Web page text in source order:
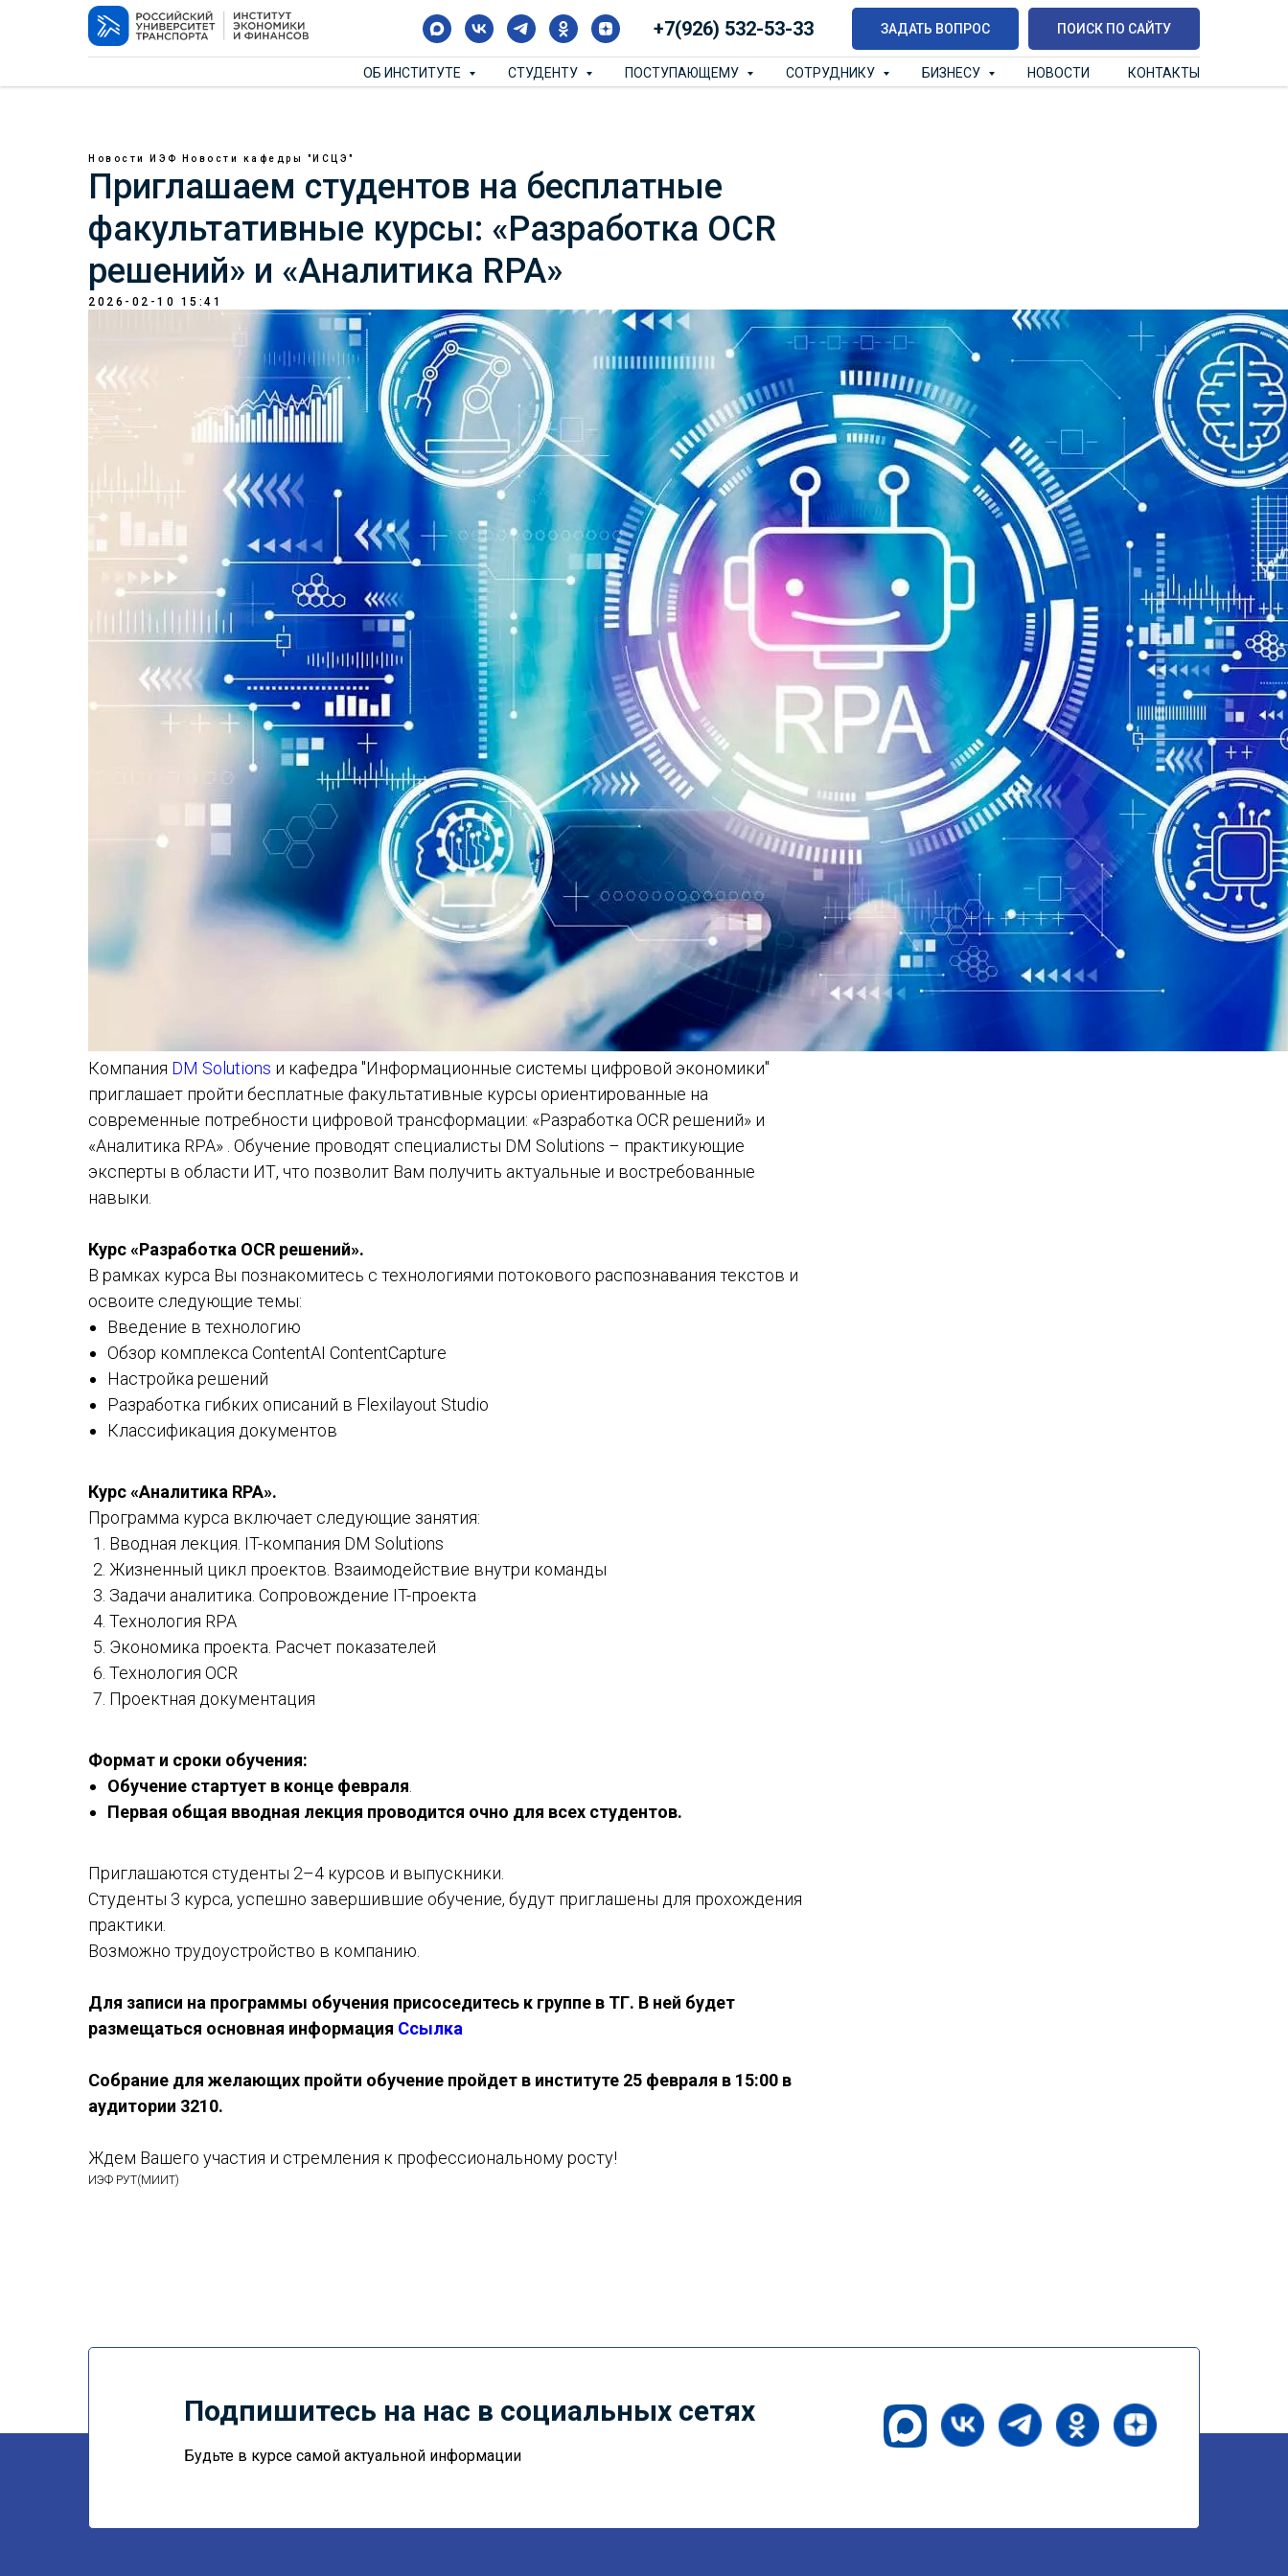
+7(926) 532-53-33 ЗАДАТЬ ВОПРОС ПОИСК ПО САЙТУ
ОБ ИНСТИТУТЕ СТУДЕНТУ ПОСТУПАЮЩЕМУ СОТРУДНИКУ БИЗНЕСУ НОВОСТИ КОНТАКТЫ
Новости ИЭФ Новости кафедры "ИСЦЭ"
Приглашаем студентов на бесплатные
факультативные курсы: «Разработка OCR
решений» и «Аналитика RPA»
2026-02-10 15:41
Компания DM Solutions и кафедра "Информационные системы цифровой экономики"
приглашает пройти бесплатные факультативные курсы ориентированные на
современные потребности цифровой трансформации: «Разработка OCR решений» и
«Аналитика RPA» . Обучение проводят специалисты DM Solutions – практикующие
эксперты в области ИТ, что позволит Вам получить актуальные и востребованные
навыки.
Курс «Разработка OCR решений».
В рамках курса Вы познакомитесь с технологиями потокового распознавания текстов и
освоите следующие темы:
Введение в технологию
Обзор комплекса ContentAI ContentCapture
Настройка решений
Разработка гибких описаний в Flexilayout Studio
Классификация документов
Курс «Аналитика RPA».
Программа курса включает следующие занятия:
Вводная лекция. IT-компания DM Solutions
Жизненный цикл проектов. Взаимодействие внутри команды
Задачи аналитика. Сопровождение IT-проекта
Технология RPA
Экономика проекта. Расчет показателей
Технология OCR
Проектная документация
Формат и сроки обучения:
Обучение стартует в конце февраля
Первая общая вводная лекция проводится очно для всех студентов.
Приглашаются студенты 2–4 курсов и выпускники.
Студенты 3 курса, успешно завершившие обучение, будут приглашены для прохождения
практики.
Возможно трудоустройство в компанию.
Для записи на программы обучения присоседитесь к группе в ТГ. В ней будет
размещаться основная информация Ссылка
Собрание для желающих пройти обучение пройдет в институте 25 февраля в 15:00 в
аудитории 3210.
Ждем Вашего участия и стремления к профессиональному росту!
ИЭФ РУТ(МИИТ)
Подпишитесь на нас в социальных сетях
Будьте в курсе самой актуальной информации